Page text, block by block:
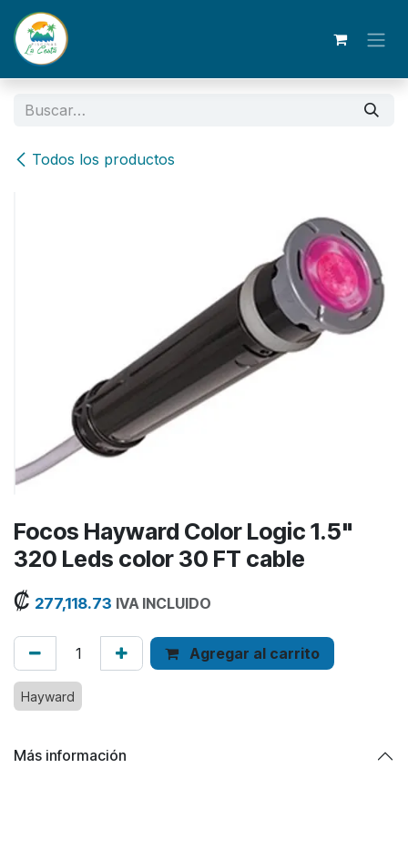
Ir al contenido
Todos los productos
Focos Hayward Color Logic 1.5"
320 Leds color 30 FT cable
₡ 277,118.73 IVA INCLUIDO
Agregar al carrito
Hayward
Más información